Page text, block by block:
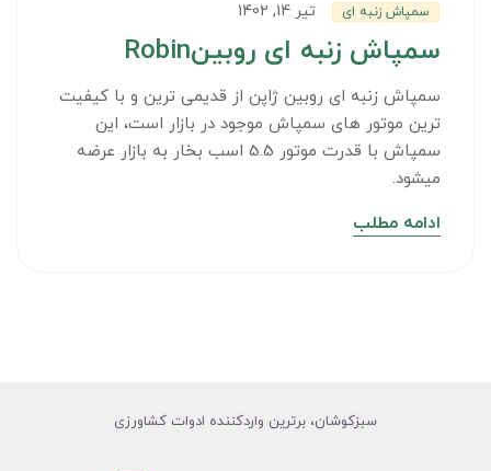
سمپاش زنبه ای تیر 14, 1402
سمپاش زنبه ای روبینRobin
سمپاش زنبه ای روبین ژاپن از قدیمی ترین و با کیفیت
ترین موتور های سمپاش موجود در بازار است، این
سمپاش با قدرت موتور 5.5 اسب بخار به بازار عرضه
میشود.
ادامه مطلب
سبزکوشان، برترین واردکننده ادوات کشاورزی